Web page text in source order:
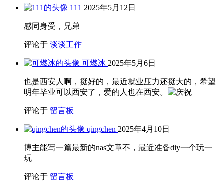
111 2025年5月12日
感同身受，兄弟
评论于 谈谈工作
可燃冰 2025年5月6日
也是西安人啊，挺好的，最近就业压力还挺大的，希望
明年毕业可以西安了，爱的人也在西安。
评论于 留言板
qingchen 2025年4月10日
博主能写一篇最新的nas文章不，最近准备diy一个玩一
玩
评论于 留言板